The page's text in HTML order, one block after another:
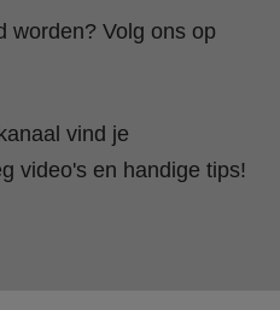
worden? Volg ons op
vind je
video's en handige tips!